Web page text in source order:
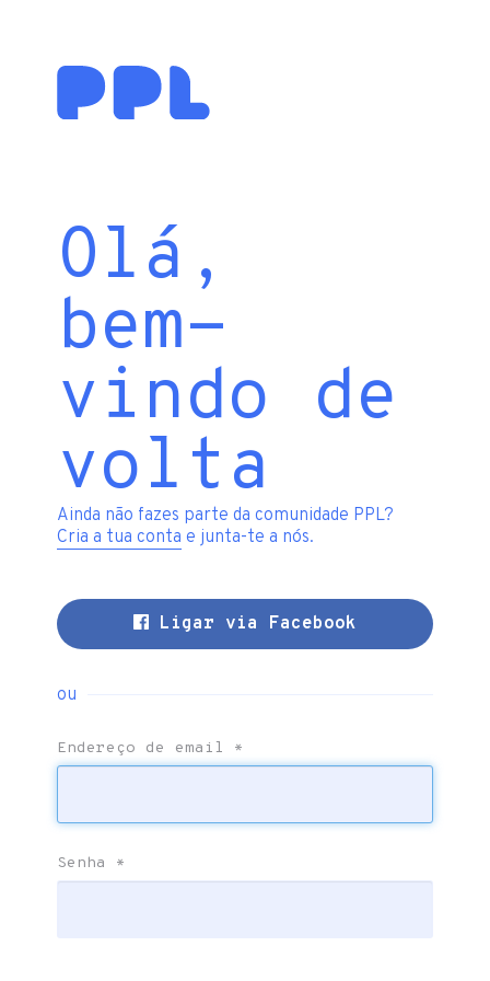
Olá,
bem-
vindo de
volta
Ainda não fazes parte da comunidade PPL?
Cria a tua conta e junta-te a nós.
Ligar via Facebook
ou
Endereço de email *
Senha *